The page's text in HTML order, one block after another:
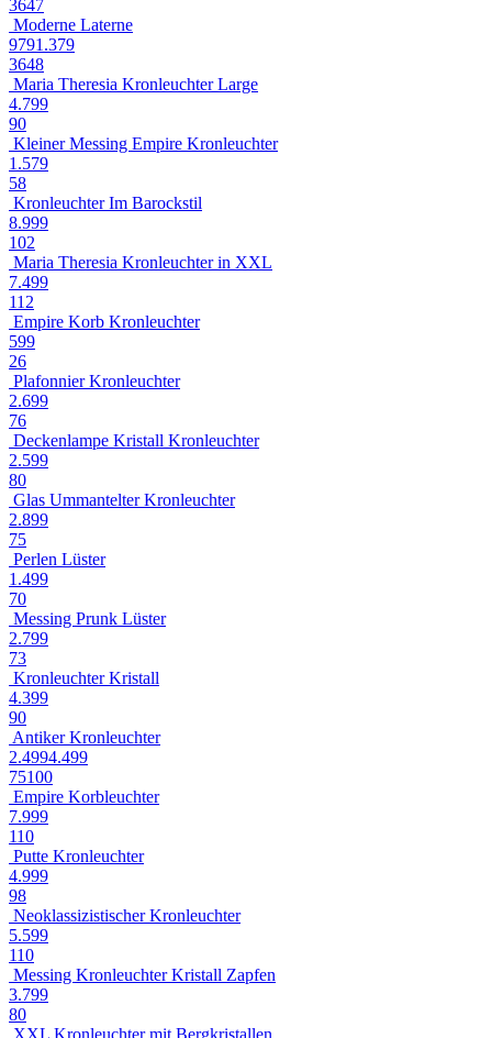
3647
Moderne Laterne
9791.379
3648
Maria Theresia Kronleuchter Large
4.799
90
Kleiner Messing Empire Kronleuchter
1.579
58
Kronleuchter Im Barockstil
8.999
102
Maria Theresia Kronleuchter in XXL
7.499
112
Empire Korb Kronleuchter
599
26
Plafonnier Kronleuchter
2.699
76
Deckenlampe Kristall Kronleuchter
2.599
80
Glas Ummantelter Kronleuchter
2.899
75
Perlen Lüster
1.499
70
Messing Prunk Lüster
2.799
73
Kronleuchter Kristall
4.399
90
Antiker Kronleuchter
2.4994.499
75100
Empire Korbleuchter
7.999
110
Putte Kronleuchter
4.999
98
Neoklassizistischer Kronleuchter
5.599
110
Messing Kronleuchter Kristall Zapfen
3.799
80